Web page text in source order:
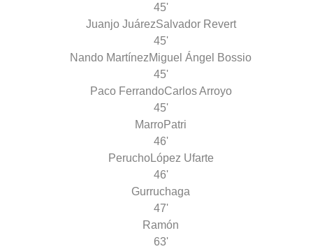
45'
Juanjo JuárezSalvador Revert
45'
Nando MartínezMiguel Ángel Bossio
45'
Paco FerrandoCarlos Arroyo
45'
MarroPatri
46'
PeruchoLópez Ufarte
46'
Gurruchaga
47'
Ramón
63'